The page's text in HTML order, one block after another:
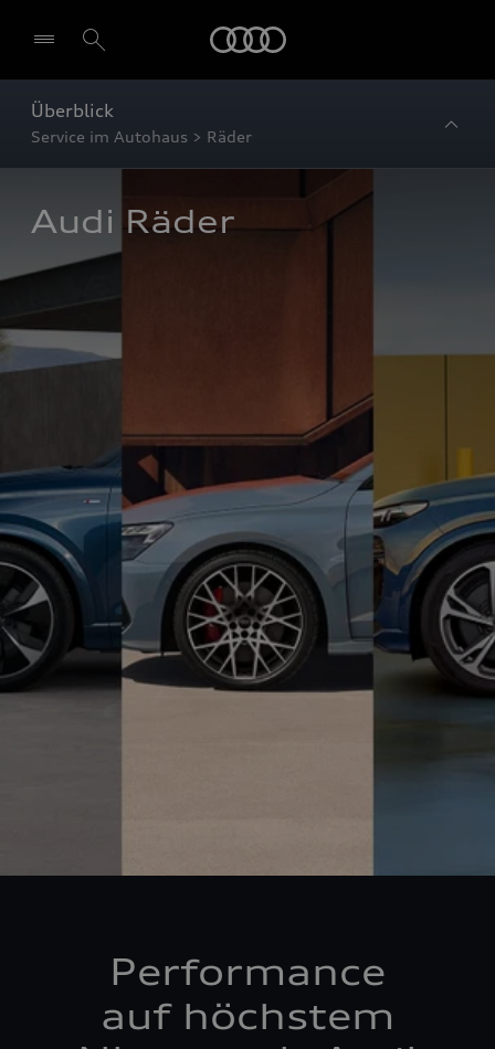
Überblick
Service im Autohaus > Räder
Audi Räder
Performance
auf höchstem